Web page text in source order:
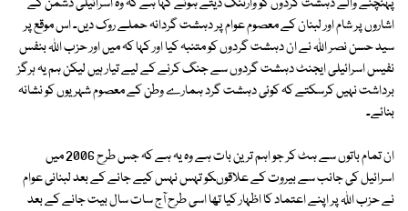
اشاروں پر شام اور لبنان کے معصوم عوام پر دہشت گردانہ حملے روک دیں۔ اس موقع پر
سید حسن نصر اﷲ نے ان دہشت گردوں کو متنبہ کیا اور کہا کہ میں اور حزب اﷲ بنفس
نفیس اسرائیلی ایجنٹ دہشت گردوں سے جنگ کرنے کے لیے تیار ہیں لیکن ہم یہ ہرگز
برداشت نہیں کرسکتے کہ کوئی دہشت گرد ہمارے وطن کے معصوم شہریوں کو نشانہ
بنائے۔
ان تمام باتوں سے ہٹ کر جو اہم ترین بات ہے وہ یہ ہے کہ جس طرح 2006 میں
اسرائیل کی جانب سے بیروت کے علاقوںکو تہس نہس کیے جانے کے بعد لبنانی عوام
نے حزب اﷲ پر اپنے اعتماد کا اظہار کیا تھا اسی طرح آج سات سال بیت جانے کے بعد